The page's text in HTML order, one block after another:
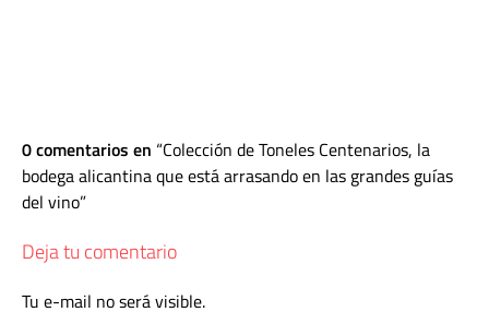
0 comentarios en Colección de Toneles Centenarios, la
bodega alicantina que está arrasando en las grandes guías
del vino
Deja tu comentario
Tu e-mail no será visible.